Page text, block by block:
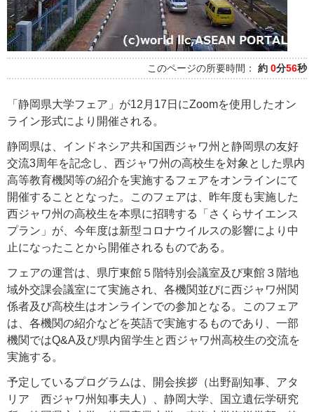
このページの所要時間： 約 0分56秒
「静岡県大学フェア」が12月17日にZoomを使用したオン
ライン形式により開催される。
静岡県は、インドネシア共和国西ジャワ州と静岡県の友好
交流3周年を記念し、西ジャワ州の高校生を対象とした県内
高等教育機関等の紹介を実施するフェアをオンラインにて
開催することとなった。このフェアは、昨年度も実施した
西ジャワ州の高校生を本県に招聘する「さくらサイエンス
プラン」が、今年度は新型コロナウイルスの影響により中
止になったことから開催されるものである。
フェアの運営は、県庁東館５階特別会議室及び東館３階地
域外交課会議室にて実施され、各機関並びに西ジャワ州関
係者及び高校生はオンラインでの参加となる。このフェア
は、各機関の紹介などを英語で実施するものであり、一部
機関ではQ&A及び県内留学生と西ジャワ州高校生の交流を
実施する。
予定しているプログラムは、開会挨拶（出野副知事、アタ
リア 西ジャワ州知事夫人）、静岡大学、国立遺伝学研究